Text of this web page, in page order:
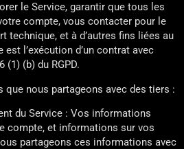
le Service, garantir que tous les
compte, vous contacter pour le
technique, et à d’autres fins liées au
l’exécution d’un contrat avec
(1) (b) du RGPD.
que nous partageons avec des tiers :
du Service : Vos informations
compte, et informations sur vos
partageons ces informations avec